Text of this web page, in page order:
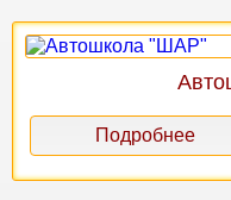
Подробнее